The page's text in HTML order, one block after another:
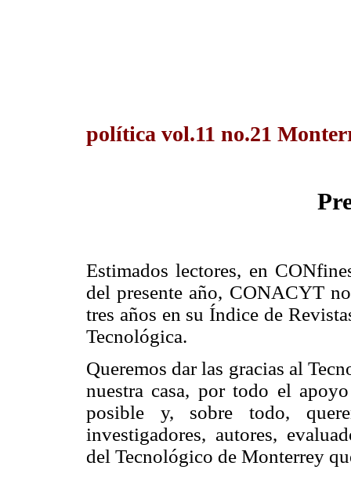
política vol.11 no.21
Estimados lectores, en
del presente año, CONACYT
tres años en su Índice de
Tecnológica.
Queremos dar las gracias al
nuestra casa, por todo el
posible y, sobre todo,
investigadores, autores,
del Tecnológico de Monterrey